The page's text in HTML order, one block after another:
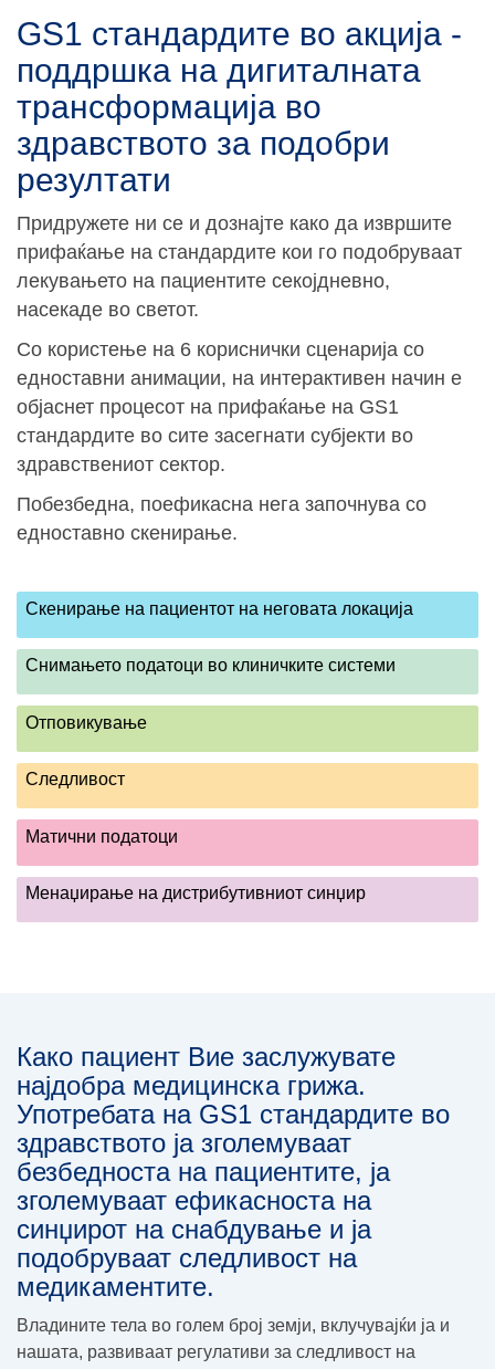
GS1 стандардите во акција -
поддршка на дигиталната
трансформација во
здравството за подобри
резултати
Придружете ни се и дознајте како да извршите
прифаќање на стандардите кои го подобруваат
лекувањето на пациентите секојдневно,
насекаде во светот.
Со користење на 6 кориснички сценарија со
едноставни анимации, на интерактивен начин е
објаснет процесот на прифаќање на GS1
стандардите во сите засегнати субјекти во
здравствениот сектор.
Побезбедна, поефикасна нега започнува со
едноставно скенирање.
Скенирање на пациентот на неговата локација
Снимањето податоци во клиничките системи
Отповикување
Следливост
Матични податоци
Менаџирање на дистрибутивниот синџир
Како пациент Вие заслужувате
најдобра медицинска грижа.
Употребата на GS1 стандардите во
здравството ја зголемуваат
безбедноста на пациентите, ја
зголемуваат ефикасноста на
синџирот на снабдување и ја
подобруваат следливост на
медикаментите.
Владините тела во голем број земји, вклучувајќи ја и
нашата, развиваат регулативи за следливост на